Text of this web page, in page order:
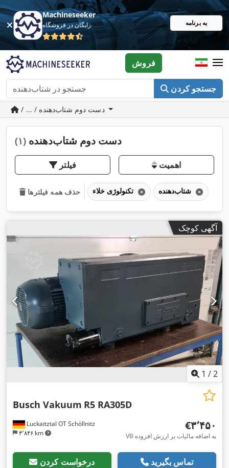
Machineseeker
رایگان در فروشگاه به برنامه
جستجو کردن
فروش
/ ... / دست دوم شتاب‌دهنده
دست دوم شتاب‌دهنده (۱)
فیلتر اهمیت
حذف همه فیلترها
آگهی کوچک
1 /2
Luckaitztal OT Schöllnitz
۳٬۸۴۶ km
Busch Vakuum R5 RA305D
‎€۳٬۴۵۰
VB به اضافه مالیات بر ارزش افزوده
درخواست کردن تماس بگیرید